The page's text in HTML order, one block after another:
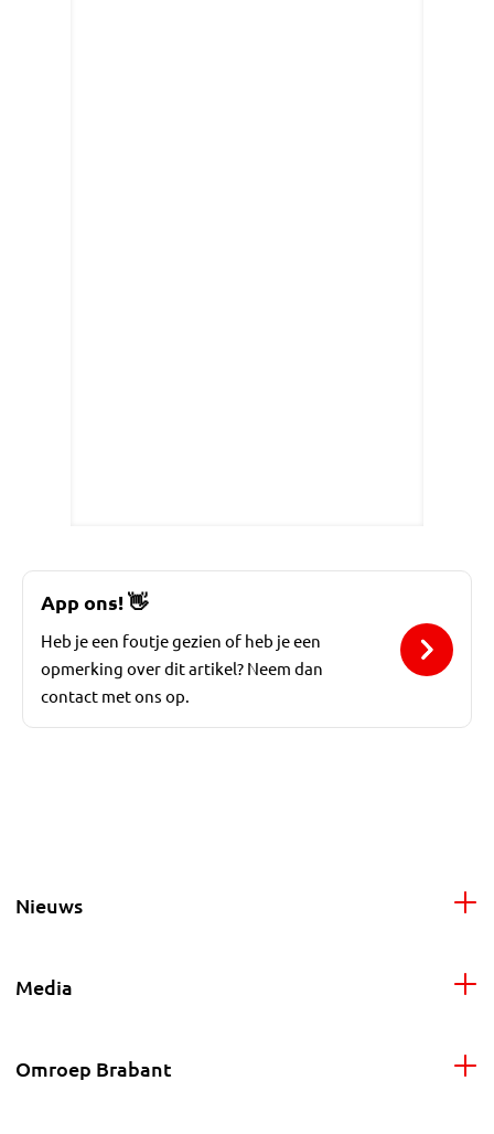
App ons!👋
Heb je een foutje gezien of heb je een
opmerking over dit artikel? Neem dan
contact met ons op.
Nieuws
Media
Omroep Brabant